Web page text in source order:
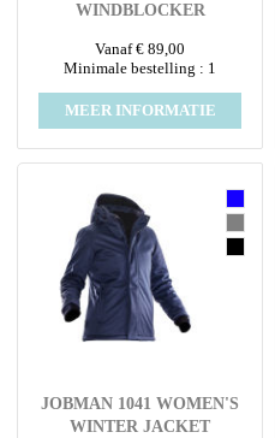
WINDBLOCKER
Vanaf € 89,00
Minimale bestelling : 1
MEER INFORMATIE
JOBMAN 1041 WOMEN'S
WINTER JACKET